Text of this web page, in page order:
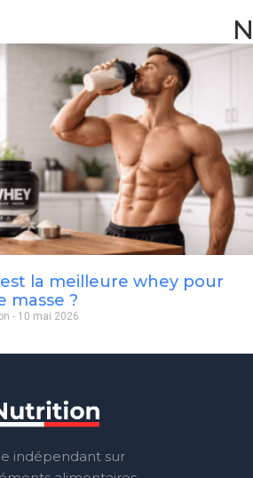
la meilleure whey pour
masse ?
10 mai 2026
indépendant sur